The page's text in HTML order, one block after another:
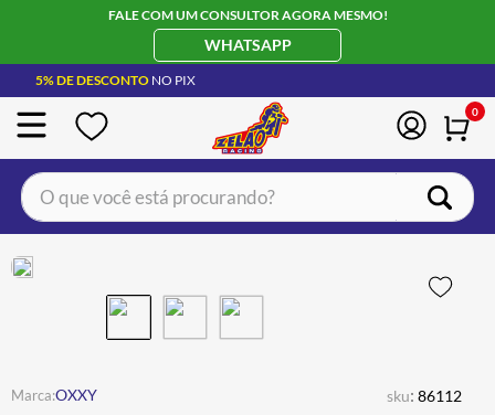
FALE COM UM CONSULTOR AGORA MESMO!
WHATSAPP
5% DE DESCONTO NO PIX
0
O que você está procurando?
OXXY sku: 86112
BOTA
4º ÓCULOS SOLAR